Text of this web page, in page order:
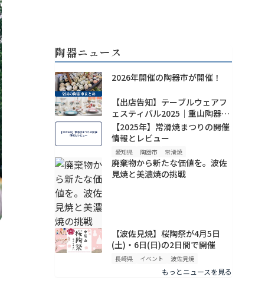
陶器ニュース
2026年開催の陶器市が開催！
【出店告知】テーブルウェアフ
ェスティバル2025｜重山陶器の
新作・人気波佐見焼を東京ドー
ムで！
【2025年】常滑焼まつりの開催
情報とレビュー
愛知県 陶器市 常滑焼
廃棄物から新たな価値を。波佐
見焼と美濃焼の挑戦
【波佐見焼】桜陶祭が4月5日
(土)・6日(日)の2日間で開催
長崎県 イベント 波佐見焼
もっとニュースを見る